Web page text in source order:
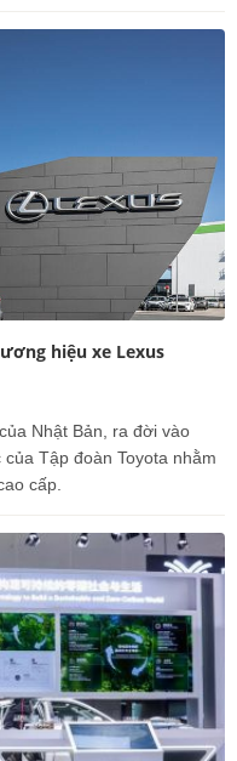
hiệu xe Lexus
Nhật Bản, ra đời vào
Tập đoàn Toyota nhằm
cấp.